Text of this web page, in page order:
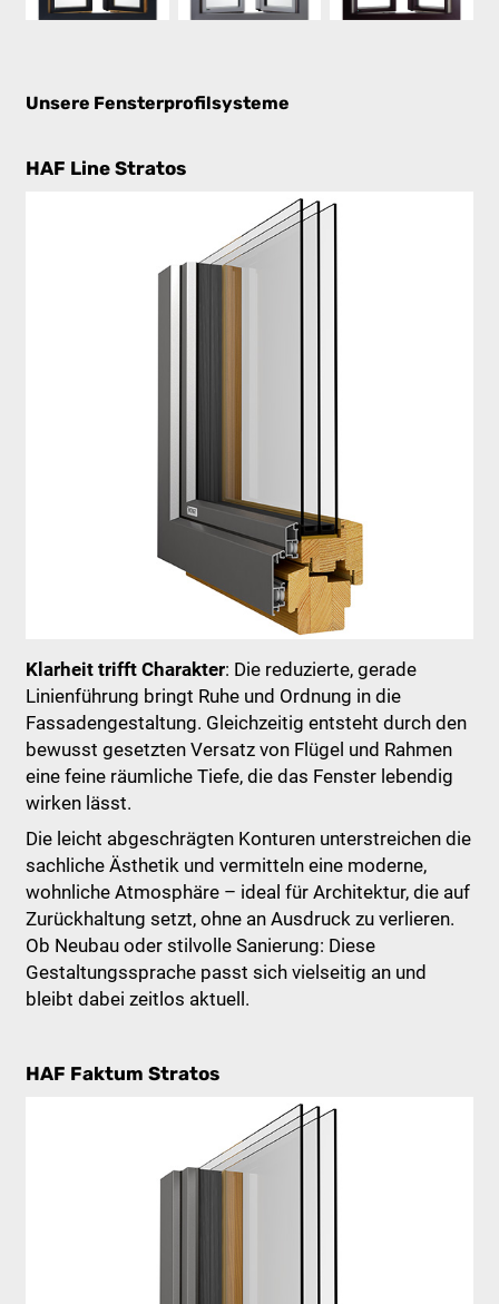
Unsere Fensterprofilsysteme
HAF Line Stratos
Klarheit trifft Charakter: Die reduzierte, gerade
Linienführung bringt Ruhe und Ordnung in die
Fassadengestaltung. Gleichzeitig entsteht durch den
bewusst gesetzten Versatz von Flügel und Rahmen
eine feine räumliche Tiefe, die das Fenster lebendig
wirken lässt.
Die leicht abgeschrägten Konturen unterstreichen die
sachliche Ästhetik und vermitteln eine moderne,
wohnliche Atmosphäre – ideal für Architektur, die auf
Zurückhaltung setzt, ohne an Ausdruck zu verlieren.
Ob Neubau oder stilvolle Sanierung: Diese
Gestaltungssprache passt sich vielseitig an und
bleibt dabei zeitlos aktuell.
HAF Faktum Stratos